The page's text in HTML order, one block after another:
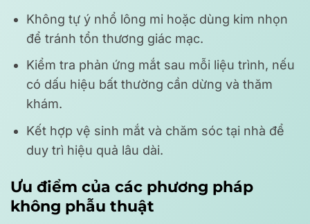
Không tự ý nhổ lông mi hoặc dùng kim nhọn
để tránh tổn thương giác mạc.
Kiểm tra phản ứng mắt sau mỗi liệu trình, nếu
có dấu hiệu bất thường cần dừng và thăm
khám.
Kết hợp vệ sinh mắt và chăm sóc tại nhà để
duy trì hiệu quả lâu dài.
Ưu điểm của các phương pháp
không phẫu thuật